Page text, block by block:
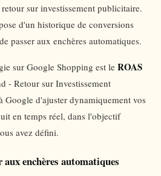
sur investissement publicitaire.
d'un historique de conversions
passer aux enchères automatiques.
sur Google Shopping est leROAS
- Retour sur Investissement
Google d'ajuster dynamiquement vos
en temps réel, dans l'objectif
avez défini.
enchères automatiques